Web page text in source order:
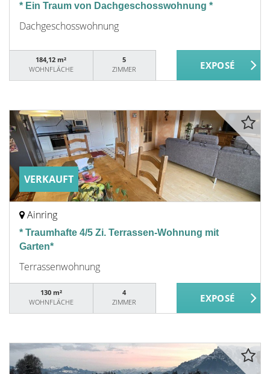
* Ein Traum von Dachgeschosswohnung *
Dachgeschosswohnung
184,12 m²
WOHNFLÄCHE
5
ZIMMER
VERKAUFT
Ainring
* Traumhafte 4/5 Zi. Terrassen-Wohnung mit
Garten*
Terrassenwohnung
130 m²
WOHNFLÄCHE
4
ZIMMER